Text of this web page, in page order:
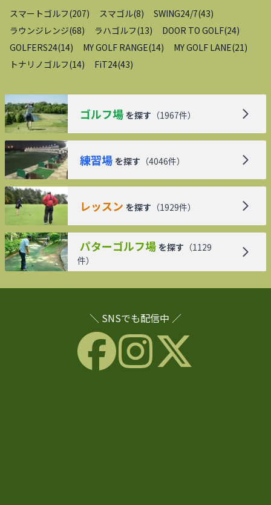
スマートゴルフ(207) スマゴル(8) SWING24/7(43)
ラウンジレンジ(68) ラハゴルフ(13) DOOR TO GOLF(24)
GOLFERS24(14) MY GOLF RANGE(14) MY GOLF LANE(21 )
トナリノゴルフ(14) FiT24(43)
ゴルフ場 を探す （1967件）
練習場 を探す （4046件）
レッスン を探す （1929件）
パターゴルフ場 を探す （1129
件）
＼ SNSでも配信中 ／